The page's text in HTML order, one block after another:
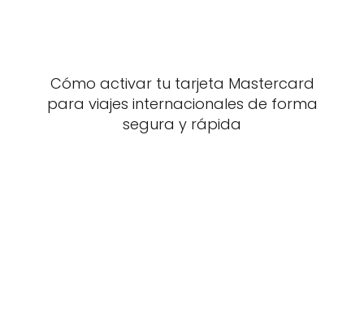
Cómo activar tu tarjeta Mastercard
para viajes internacionales de forma
segura y rápida